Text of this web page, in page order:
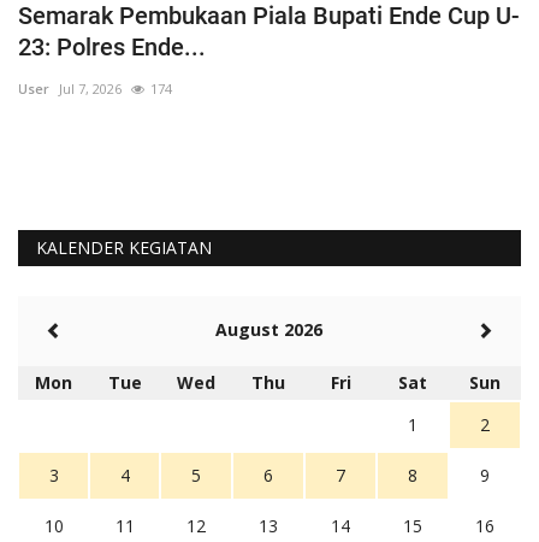
Semarak Pembukaan Piala Bupati Ende Cup U-
23: Polres Ende...
User Jul 7, 2026 174
KALENDER KEGIATAN
August 2026
Mon Tue Wed Thu Fri Sat
Sun
1
2
3 4 5 6 7 8 9
10 11 12 13 14 15 16